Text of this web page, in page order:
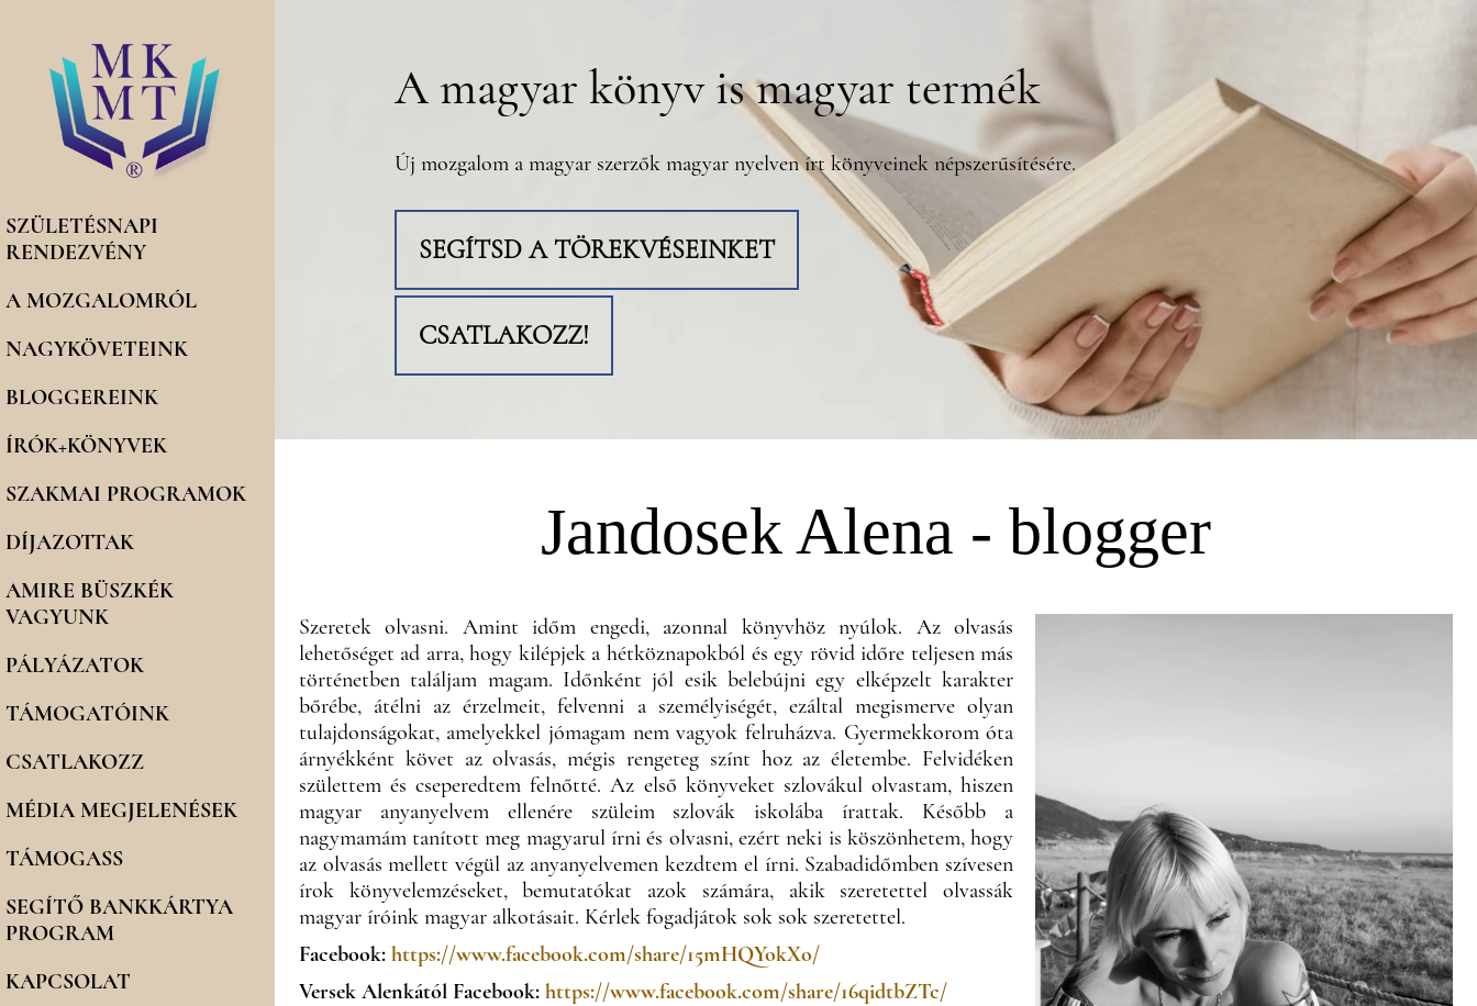
SZÜLETÉSNAPI
RENDEZVÉNY
A MOZGALOMRÓL
NAGYKÖVETEINK
BLOGGEREINK
ÍRÓK+KÖNYVEK
SZAKMAI PROGRAMOK
DÍJAZOTTAK
AMIRE BÜSZKÉK
VAGYUNK
PÁLYÁZATOK
TÁMOGATÓINK
CSATLAKOZZ
MÉDIA MEGJELENÉSEK
TÁMOGASS
SEGÍTŐ BANKKÁRTYA
PROGRAM
KAPCSOLAT
A magyar könyv is magyar termék
Új mozgalom a magyar szerzők magyar nyelven írt könyveinek népszerűsítésére.
SEGÍTSD A TÖREKVÉSEINKET
CSATLAKOZZ!
Jandosek Alena - blogger
Szeretek olvasni. Amint időm engedi, azonnal könyvhöz nyúlok. Az olvasás
lehetőséget ad arra, hogy kilépjek a hétköznapokból és egy rövid időre teljesen más
történetben találjam magam. Időnként jól esik belebújni egy elképzelt karakter
bőrébe, átélni az érzelmeit, felvenni a személyiségét, ezáltal megismerve olyan
tulajdonságokat, amelyekkel jómagam nem vagyok felruházva. Gyermekkorom óta
árnyékként követ az olvasás, mégis rengeteg színt hoz az életembe. Felvidéken
születtem és cseperedtem felnőtté. Az első könyveket szlovákul olvastam, hiszen
magyar anyanyelvem ellenére szüleim szlovák iskolába írattak. Később a
nagymamám tanított meg magyarul írni és olvasni, ezért neki is köszönhetem, hogy
az olvasás mellett végül az anyanyelvemen kezdtem el írni. Szabadidőmben szívesen
írok könyvelemzéseket, bemutatókat azok számára, akik szeretettel olvassák
magyar íróink magyar alkotásait. Kérlek fogadjátok sok sok szeretettel.
Facebook: https://www.facebook.com/share/15mHQYokXo/
Versek Alenkától Facebook: https://www.facebook.com/share/16qidtbZTc/